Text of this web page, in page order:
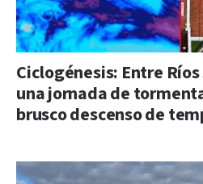
Ciclogénesis: Entre
una jornada de
brusco descenso de